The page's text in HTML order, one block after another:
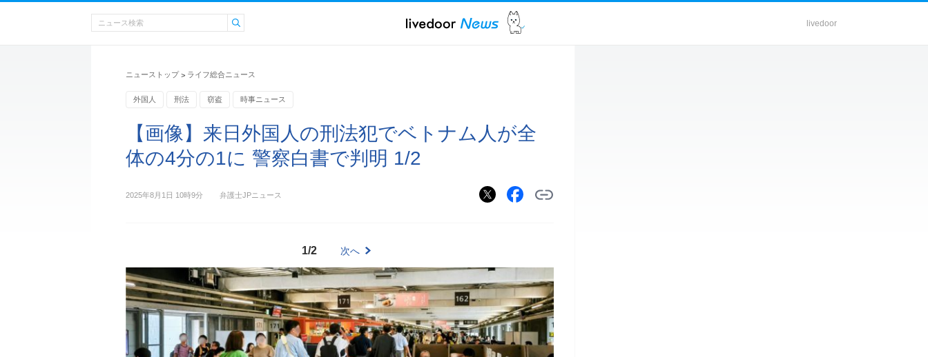
livedoor
ニューストップ > ライフ総合ニュース
外国人 刑法 窃盗 時事ニュース
【画像】来日外国人の刑法犯でベトナム人が全
体の4分の1に 警察白書で判明 1/2
2025年8月1日 10時9分 弁護士JPニュース
1/2 次へ